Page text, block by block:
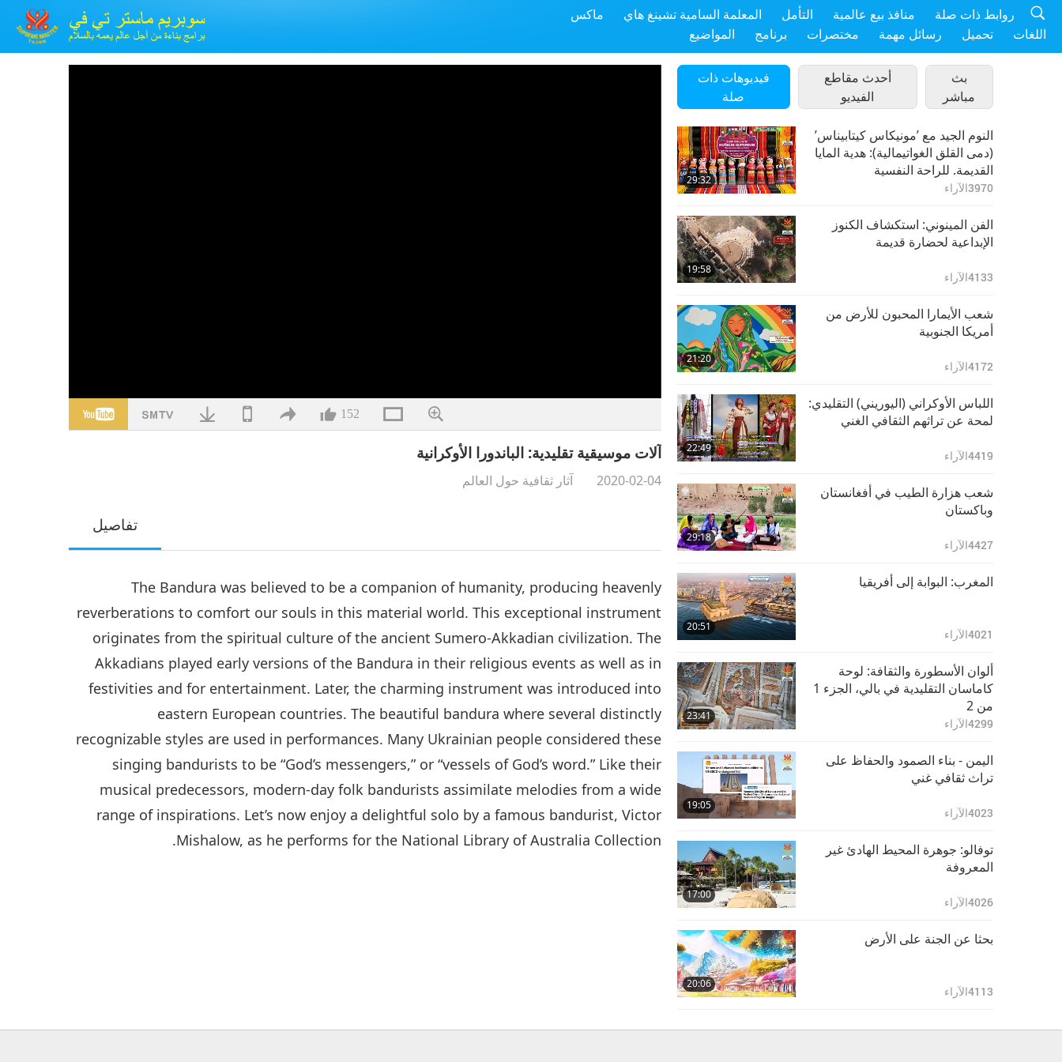
ماكس المعلمة السامية تشينغ هاي التأمل منافذ بيع عالمية
روابط ذات صلة
المواضيع
برنامج مختصرات رسائل مهمة تحميل اللغات
152
آلات موسيقية تقليدية: الباندورا الأوكرانية
2020-02-04 آثار ثقافية حول العالم
تفاصيل
The Bandura was believed to be a companion of humanity, producing heavenly
reverberations to comfort our souls in this material world. This exceptional instrument
originates from the spiritual culture of the ancient Sumero-Akkadian civilization. The
Akkadians played early versions of the Bandura in their religious events as well as in
festivities and for entertainment. Later, the charming instrument was introduced into
eastern European countries. The beautiful bandura where several distinctly
recognizable styles are used in performances. Many Ukrainian people considered these
singing bandurists to be “God’s messengers,” or “vessels of God’s word.” Like their
musical predecessors, modern-day folk bandurists assimilate melodies from a wide
range of inspirations. Let’s now enjoy a delightful solo by a famous bandurist, Victor
Mishalow, as he performs for the National Library of Australia Collection.
فيديوهات ذات
صلة
أحدث مقاطع
الفيديو
بث
مباشر
29:32
النوم الجيد مع ’مونيكاس كيتابيناس’
(دمى القلق الغواتيمالية): هدية المايا
القديمة. للراحة النفسية
3970الآراء
19:58
الفن المينوني: استكشاف الكنوز
الإبداعية لحضارة قديمة
4133الآراء
21:20
شعب الأيمارا المحبون للأرض من
أمريكا الجنوبية
4172الآراء
22:49
اللباس الأوكراني (اليوريني) التقليدي:
لمحة عن تراثهم الثقافي الغني
4419الآراء
29:18
شعب هزارة الطيب في أفغانستان
وباكستان
4427الآراء
20:51
المغرب: البوابة إلى أفريقيا
4021الآراء
23:41
ألوان الأسطورة والثقافة: لوحة
كاماسان التقليدية في بالي، الجزء 1
من 2
4299الآراء
19:05
اليمن - بناء الصمود والحفاظ على
تراث ثقافي غني
4023الآراء
17:00
توفالو: جوهرة المحيط الهادئ غير
المعروفة
4026الآراء
20:06
بحثا عن الجنة على الأرض
4113الآراء